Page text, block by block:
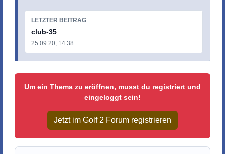
LETZTER BEITRAG
club-35
25.09.20, 14:38
Um ein Thema zu eröffnen, musst du registriert und
eingeloggt sein!
Jetzt im Golf 2 Forum registrieren